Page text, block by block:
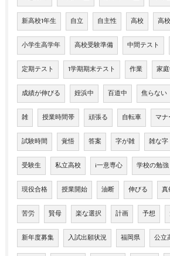
新高校1年生 自立 自主性 高校 高
小学生高学年 高校受験準備 中間テスト
定期テスト 1学期期末テスト 作業 家
成績が伸びる 姪浜中 百道中 焦らない
雑 授業時間帯 頑張る 自転車 マナ
試験時間 覚悟 答案 字が雑 雑な字
受験生 私立高校 i一意専心 学校の勉強
現役合格 授業開始 油断 伸びる 真
苦労 賢母 楽な選択 計画 予想
新年度募集 入試出願状況 福岡県 公立